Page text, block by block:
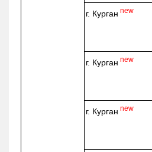
г. Курган new
г. Курган new
г. Курган new